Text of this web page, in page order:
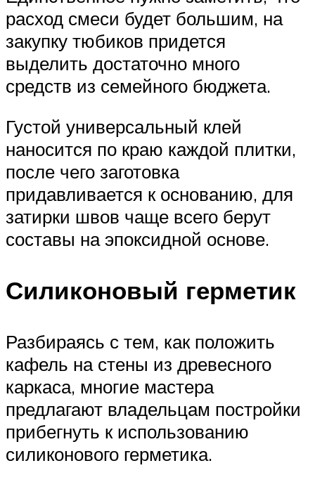
расход смеси будет большим, на
закупку тюбиков придется
выделить достаточно много
средств из семейного бюджета.
Густой универсальный клей
наносится по краю каждой плитки,
после чего заготовка
придавливается к основанию, для
затирки швов чаще всего берут
составы на эпоксидной основе.
Силиконовый герметик
Разбираясь с тем, как положить
кафель на стены из древесного
каркаса, многие мастера
предлагают владельцам постройки
прибегнуть к использованию
силиконового герметика.